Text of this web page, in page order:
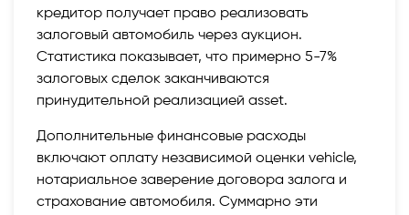
кредитор получает право реализовать
залоговый автомобиль через аукцион.
Статистика показывает, что примерно 5-7%
залоговых сделок заканчиваются
принудительной реализацией asset.
Дополнительные финансовые расходы
включают оплату независимой оценки vehicle,
нотариальное заверение договора залога и
страхование автомобиля. Суммарно эти